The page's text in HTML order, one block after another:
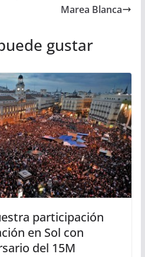
Marea Blanca
gustar
participación
en Sol con
del 15M